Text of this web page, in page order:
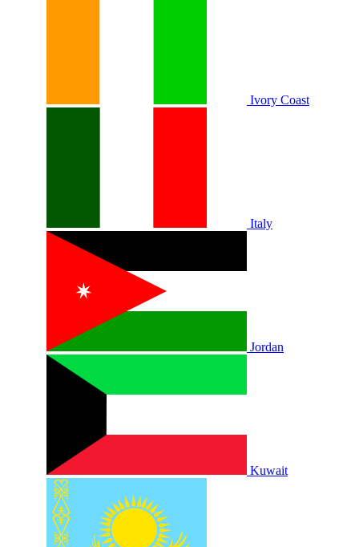
Ivory Coast
Italy
Jordan
Kuwait